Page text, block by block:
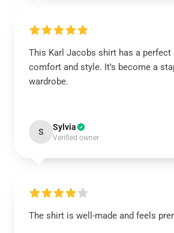
This Karl Jacobs shirt has a perfect
comfort and style. It’s become a
wardrobe.
S Sylvia
Verified owner
The shirt is well-made and feels